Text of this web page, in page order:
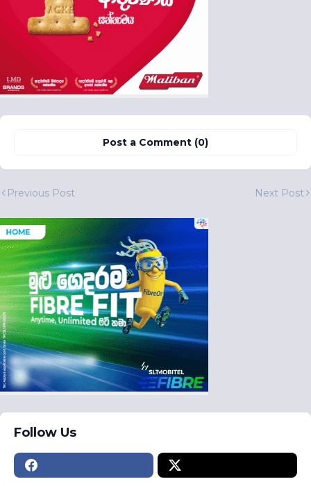
Post a Comment (0)
Previous Post Next Post
Follow Us